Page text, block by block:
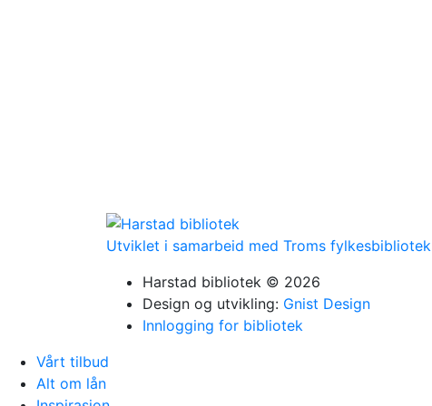
Utviklet i samarbeid med Troms fylkesbibliotek
Harstad bibliotek © 2026
Design og utvikling: Gnist Design
Innlogging for bibliotek
Vårt tilbud
Alt om lån